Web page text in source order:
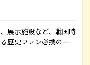
展示施設など、戦国時
歴史ファン必携の一